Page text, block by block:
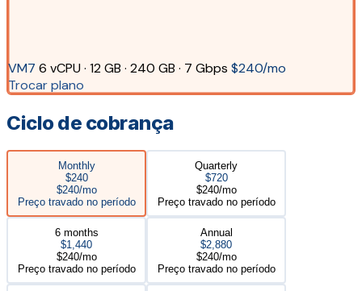
VM7 6 vCPU · 12 GB · 240 GB · 7 Gbps $240/mo
Trocar plano
Ciclo de cobrança
Monthly
$240
$240/mo
Preço travado no período
Quarterly
$720
$240/mo
Preço travado no período
6 months
$1,440
$240/mo
Preço travado no período
Annual
$2,880
$240/mo
Preço travado no período